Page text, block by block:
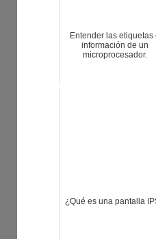
Entender las etiquetas
información de un
microprocesador.
¿Qué es una pantalla